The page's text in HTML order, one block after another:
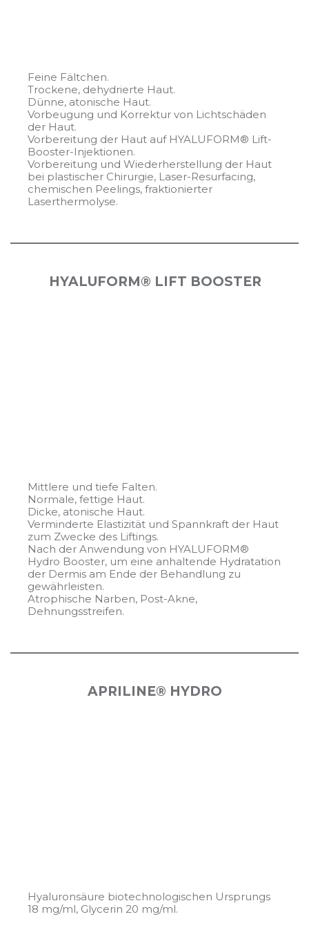
Feine Fältchen.
Trockene, dehydrierte Haut.
Dünne, atonische Haut.
Vorbeugung und Korrektur von Lichtschäden
der Haut.
Vorbereitung der Haut auf HYALUFORM® Lift-
Booster-Injektionen.
Vorbereitung und Wiederherstellung der Haut
bei plastischer Chirurgie, Laser-Resurfacing,
chemischen Peelings, fraktionierter
Laserthermolyse.
HYALUFORM® LIFT BOOSTER
Mittlere und tiefe Falten.
Normale, fettige Haut.
Dicke, atonische Haut.
Verminderte Elastizität und Spannkraft der Haut
zum Zwecke des Liftings.
Nach der Anwendung von HYALUFORM®
Hydro Booster, um eine anhaltende Hydratation
der Dermis am Ende der Behandlung zu
gewährleisten.
Atrophische Narben, Post-Akne,
Dehnungsstreifen.
APRILINE® HYDRO
Hyaluronsäure biotechnologischen Ursprungs
18 mg/ml, Glycerin 20 mg/ml.